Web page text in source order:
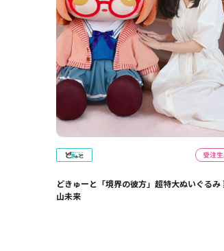
どきゅーと「境界の彼方」超特大ぬいぐるみ
山未来